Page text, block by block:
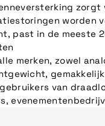
zorgt
worden
past in de meeste
merken, zowel
van